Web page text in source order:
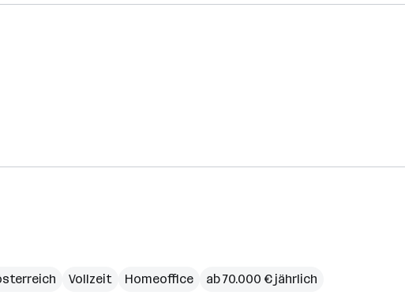
Vollzeit Homeoffice ab 70.000 € jährlich